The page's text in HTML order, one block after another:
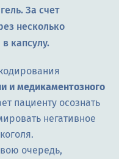
За счет
несколько
капсулу.
и медикаментозного
пациенту осознать
негативное
очередь,